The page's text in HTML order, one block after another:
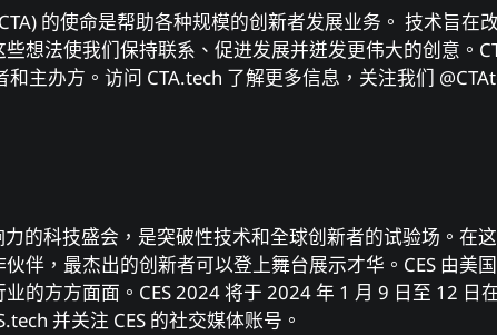
的使命是帮助各种规模的创新者发展业务。 技术旨在
想法使我们保持联系、促进发展并迸发更伟⼤的创意。
和主办⽅。访问 CTA.tech 了解更多信息，关注我们
⼒的科技盛会，是突破性技术和全球创新者的试验场。在
伴，最杰出的创新者可以登上舞台展⽰才华。CES 由美
的⽅⽅⾯⾯。CES 2024 将于 2024 年 1 ⽉ 9 ⽇⾄ 12 ⽇
并关注 CES 的社交媒体账号。